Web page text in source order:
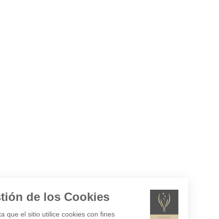
Gestión de los Cookies
¿Acepta que el sitio utilice cookies con fines